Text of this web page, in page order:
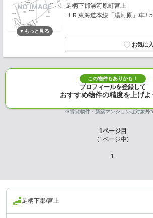
足柄下郡湯河原町宮上
ＪＲ東海道本線「湯河原」車
この物件もありかも！
プロフィールを登録して
おすすめ物件の精度を上げよ
※賃貸物件・新築マンションは対象外
1ページ目
(1ページ中)
1
足柄下郡/宮上